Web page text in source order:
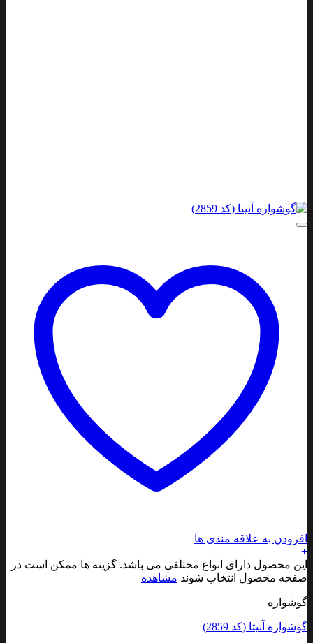
افزودن به علاقه مندی ها
+
این محصول دارای انواع مختلفی می باشد. گزینه ها ممکن است در
صفحه محصول انتخاب شوند مشاهده
گوشواره
گوشواره آنیتا (کد 2859)